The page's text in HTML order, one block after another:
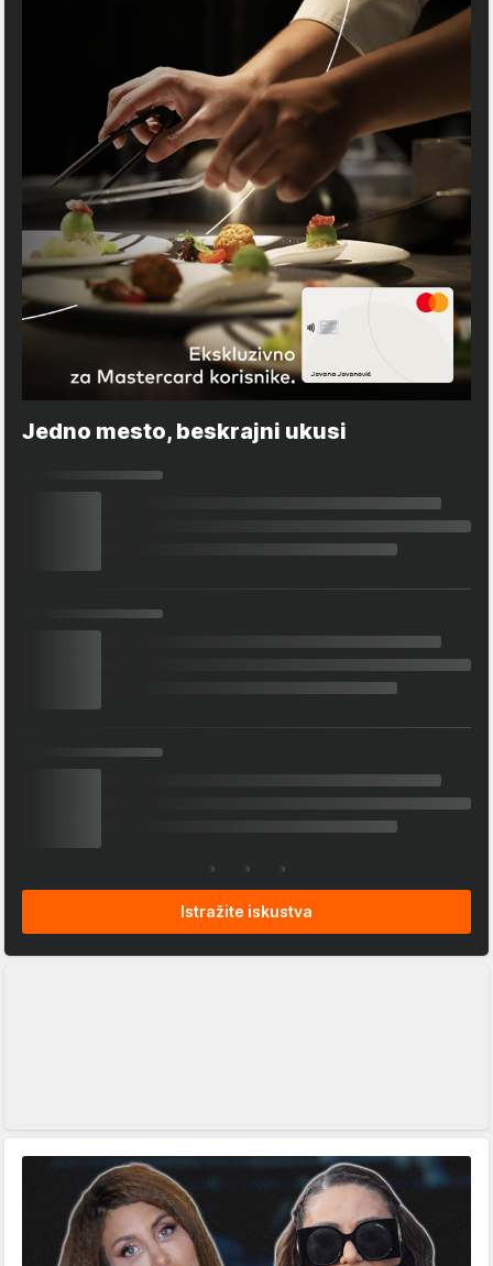
Jedno mesto, beskrajni ukusi
Istražite iskustva